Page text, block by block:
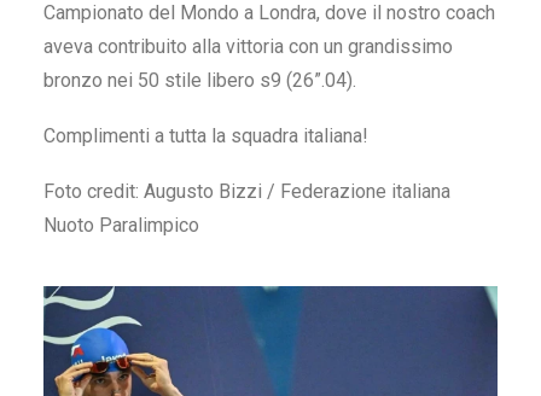
Campionato del Mondo a Londra, dove il nostro coach
aveva contribuito alla vittoria con un grandissimo
bronzo nei 50 stile libero s9 (26”.04).
Complimenti a tutta la squadra italiana!
Foto credit: Augusto Bizzi / Federazione italiana
Nuoto Paralimpico